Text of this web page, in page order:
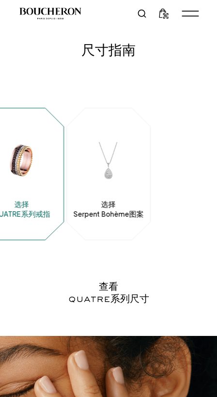
尺寸指南
选择
系列戒指
选择
Serpent Bohème图案
查看
quatre系列尺寸